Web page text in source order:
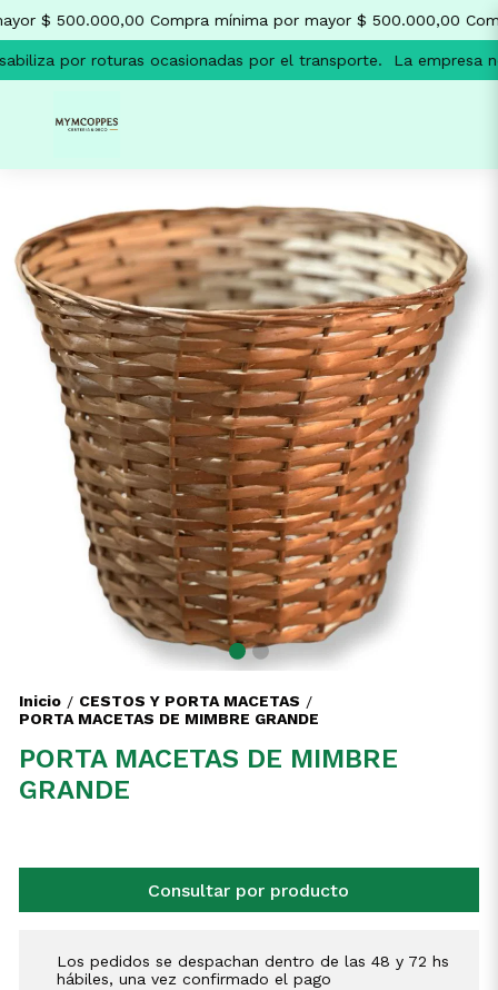
$ 500.000,00 Compra mínima por mayor $ 500.000,00
por roturas ocasionadas por el transporte. La empresa
Inicio / CESTOS Y PORTA MACETAS /
PORTA MACETAS DE MIMBRE GRANDE
PORTA MACETAS DE MIMBRE
GRANDE
Consultar por producto
Los pedidos se despachan dentro de las 48 y 72 hs
hábiles, una vez confirmado el pago